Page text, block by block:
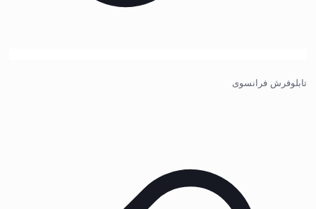
تابلوفرش فرانسوی